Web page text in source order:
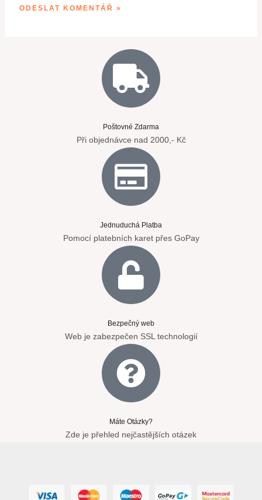
Poštovné Zdarma
Při objednávce nad 2000,- Kč
Jednuduchá Platba
Pomocí platebních karet přes GoPay
Bezpečný web
Web je zabezpečen SSL technologií
Máte Otázky?
Zde je přehled nejčastějších otázek